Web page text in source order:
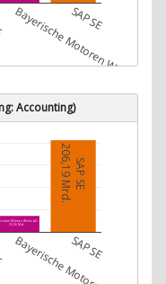
Bayerische Motoren Werke AG
SAP SE
Accounting)
Motoren Werke AG
35,66 Mrd.
SAP SE
206,19 Mrd.
SAP SE